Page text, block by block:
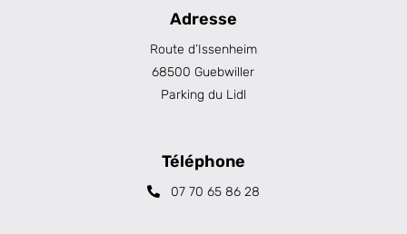
Adresse
Route d’Issenheim
68500 Guebwiller
Parking du Lidl
Téléphone
07 70 65 86 28